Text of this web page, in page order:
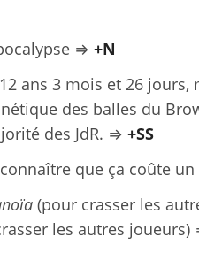
⇒ +N
ans 3 mois et 26 jours,
des balles du
des JdR. ⇒ +SS
que ça coûte
(pour crasser les
les autres joueurs)